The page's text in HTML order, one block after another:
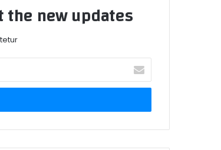
new updates!
أدخل
بريدك
الإلكتروني